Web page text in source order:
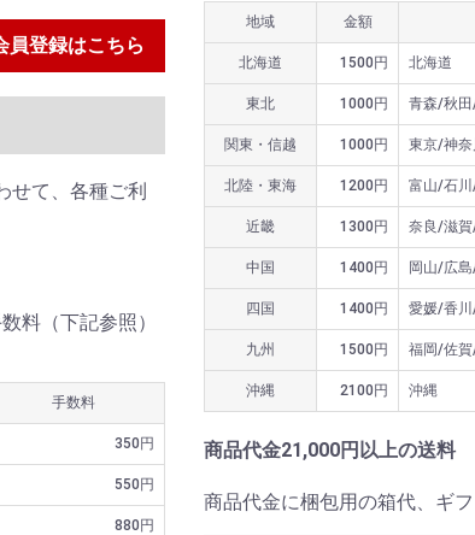
員登録はこちら
せて、各種ご利
料（下記参照）
手数料
350円
550円
880円
地域 金額
北海道 1500円 北海道
東北 1000円 青森/秋
関東・信越 1000円 東京/神
北陸・東海 1200円 富山/石
近畿 1300円 奈良/滋
中国 1400円 岡山/広
四国 1400円 愛媛/香
九州 1500円 福岡/佐
沖縄 2100円 沖縄
商品代金21,000円以上の送料
商品代金に梱包用の箱代、ギ